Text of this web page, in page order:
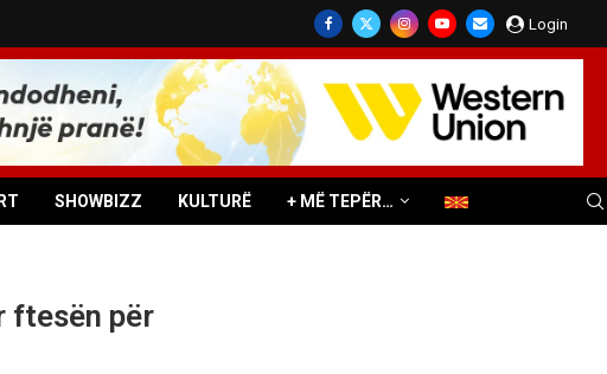
Login
SHOWBIZZ KULTURË + MË TEPËR…
ftesën për